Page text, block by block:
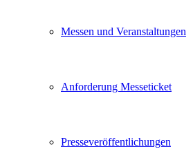
Messen und Veranstaltungen
Anforderung Messeticket
Presseveröffentlichungen